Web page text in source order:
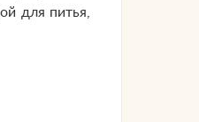
для питья,